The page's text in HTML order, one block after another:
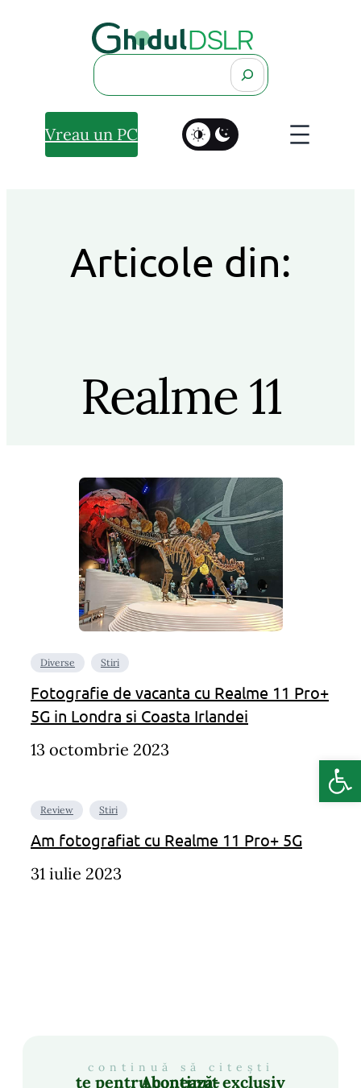
Search
Vreau un PC
Articole din:
Realme 11
Diverse Stiri
Fotografie de vacanta cu Realme 11 Pro+
5G in Londra si Coasta Irlandei
13 octombrie 2023
Review Stiri
Am fotografiat cu Realme 11 Pro+ 5G
31 iulie 2023
continuă să citești
Abonează-te pentru conținut exclusiv